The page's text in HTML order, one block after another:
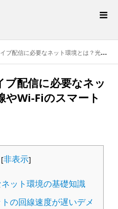
要なネット環境とは？光回線やWi-Fiのスマートな導入方法
配信に必要なネッ
やWi-Fiのスマート
[非表示]
ット環境の基礎知識
の回線速度が遅いデメ